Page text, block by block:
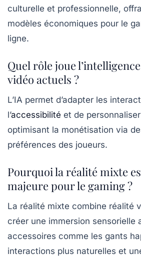
culturelle et professionnelle,
modèles économiques pour le
ligne.
Quel rôle joue
vidéo actuels ?
L’IA permet d’adapter les
l’accessibilité et de
optimisant la monétisation via
préférences des joueurs.
Pourquoi la réalité mixte
majeure pour le gaming ?
La réalité mixte combine réalité
créer une immersion sensorielle
accessoires comme les gants
interactions plus naturelles et